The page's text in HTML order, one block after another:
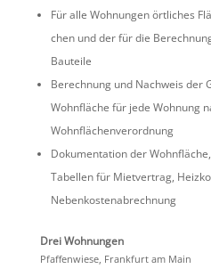
Für alle Wohnungen örtli­ches
chen und der für die
Bauteile
Berech­nung und Nachweis der
Wohnfläche für jede Wohnung
Wohnflächenverordnung
Dokumen­ta­tion der
Tabellen für Mietver­trag,
Nebenkostenabrechnung
Drei Wohnungen
Pfaffen­wiese, Frank­furt am Main